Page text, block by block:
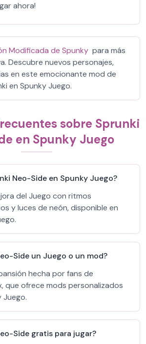
ahora!
Modificada de Spunky para más
Descubre nuevos personajes,
en este emocionante mod de
en Spunky Juego.
sobre Sprunki
en Spunky Juego
Neo-Side en Spunky Juego?
del Juego con ritmos
y luces de neón, disponible en
Side un Juego o un mod?
hecha por fans de
que ofrece mods personalizados
Juego.
Side gratis para jugar?